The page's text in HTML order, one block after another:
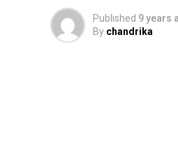
Published 9 years
By chandrika